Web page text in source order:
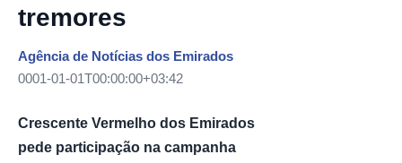
tremores
Agência de Notícias dos Emirados
0001-01-01T00:00:00+03:42
Crescente Vermelho dos Emirados
pede participação na campanha